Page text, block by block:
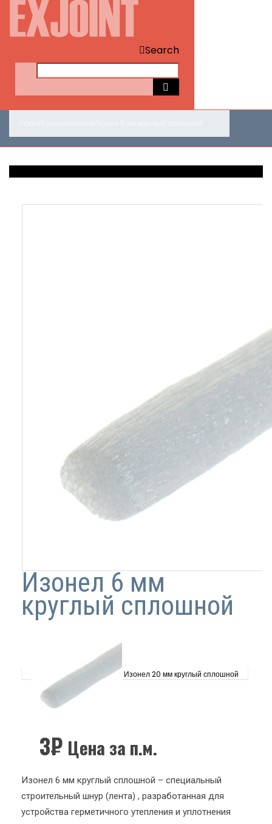
Search
Изонел 6 мм
круглый сплошной
Изонел 20 мм круглый сплошной
3₽ Цена за п.м.
Изонел 6 мм круглый сплошной – специальный
строительный шнур (лента) , разработанная для
устройства герметичного утепления и уплотнения